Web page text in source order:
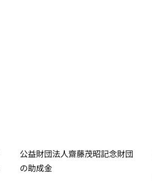
公益財団法人齋藤茂昭記念財団
の助成金